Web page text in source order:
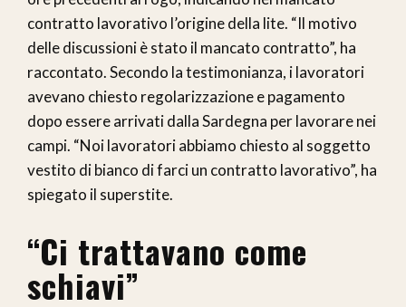
contratto lavorativo l’origine della lite. “Il motivo
delle discussioni è stato il mancato contratto”, ha
raccontato. Secondo la testimonianza, i lavoratori
avevano chiesto regolarizzazione e pagamento
dopo essere arrivati dalla Sardegna per lavorare nei
campi. “Noi lavoratori abbiamo chiesto al soggetto
vestito di bianco di farci un contratto lavorativo”, ha
spiegato il superstite.
“Ci trattavano come
schiavi”